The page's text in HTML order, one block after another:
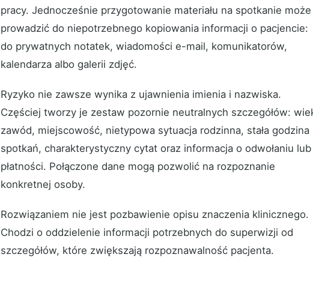
pracy. Jednocześnie przygotowanie materiału na spotkanie może
prowadzić do niepotrzebnego kopiowania informacji o pacjencie:
do prywatnych notatek, wiadomości e-mail, komunikatorów,
kalendarza albo galerii zdjęć.
Ryzyko nie zawsze wynika z ujawnienia imienia i nazwiska.
Częściej tworzy je zestaw pozornie neutralnych szczegółów:
zawód, miejscowość, nietypowa sytuacja rodzinna, stała godzina
spotkań, charakterystyczny cytat oraz informacja o odwołaniu lub
płatności. Połączone dane mogą pozwolić na rozpoznanie
konkretnej osoby.
Rozwiązaniem nie jest pozbawienie opisu znaczenia klinicznego.
Chodzi o oddzielenie informacji potrzebnych do superwizji od
szczegółów, które zwiększają rozpoznawalność pacjenta.